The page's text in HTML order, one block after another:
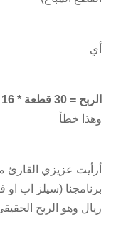
أي
الربح = 30 قطعة * 16 ريال – (30 قطعة * 12.3) = 111 ريال
وهذا خطأ
أرأيت عزيزي القارئ
ريال وهو الربح